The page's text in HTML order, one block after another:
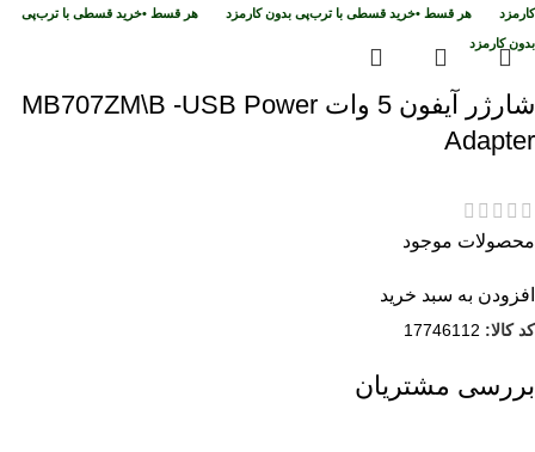
کارمزد هر قسط •خرید قسطی با ترب‌پی بدون کارمزد هر قسط •خرید قسطی با ترب‌پی
بدون کارمزد
شارژر آیفون 5 وات MB707ZM\B -USB Power
Adapter
محصولات موجود
افزودن به سبد خرید
کد کالا: 17746112
بررسی مشتریان